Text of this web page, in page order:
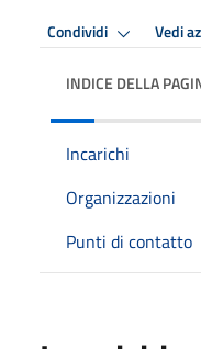
Condividi Vedi
INDICE DELLA
Incarichi
Organizzazioni
Punti di contatto